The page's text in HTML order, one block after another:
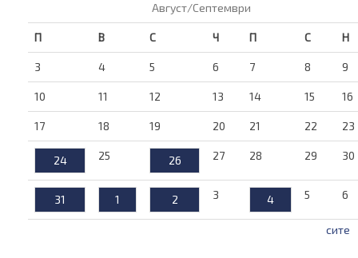
Август/Септември
П В С Ч П С Н
3 4 5 6 7 8 9
10 11 12 13 14 15 16
17 18 19 20 21 22 23
24 25 26 27 28 29 30
31 1 2 3 4 5 6
сите